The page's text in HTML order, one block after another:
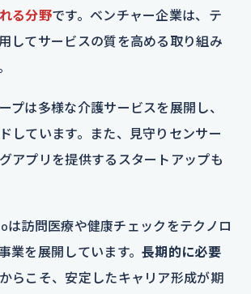
る分野です。ベンチャー企業は、テ
してサービスの質を高める取り組み
プは多様な介護サービスを展開し、
しています。また、見守りセンサー
アプリを提供するスタートアップも
は訪問医療や健康チェックをテクノロ
業を展開しています。長期的に必要
らこそ、安定したキャリア形成が期